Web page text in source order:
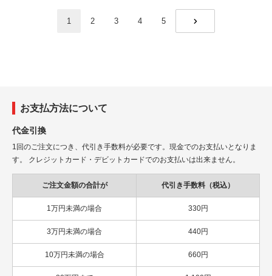
1 2 3 4
5
お支払方法について
代金引換
1回のご注文につき、代引き手数料が必要です。現金でのお支払いとなりま
す。 クレジットカード・デビットカードでのお支払いは出来ません。
ご注文金額の合計が 代引き手数料（税込）
1万円未満の場合 330円
3万円未満の場合 440円
10万円未満の場合 660円